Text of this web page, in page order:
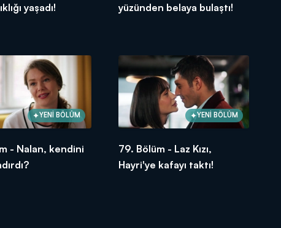
yaşadı!
yüzünden belaya bulaştı!
YENİ BÖLÜM
- Nalan, kendini
YENİ BÖLÜM
79. Bölüm - Laz Kızı,
Hayri'ye kafayı taktı!